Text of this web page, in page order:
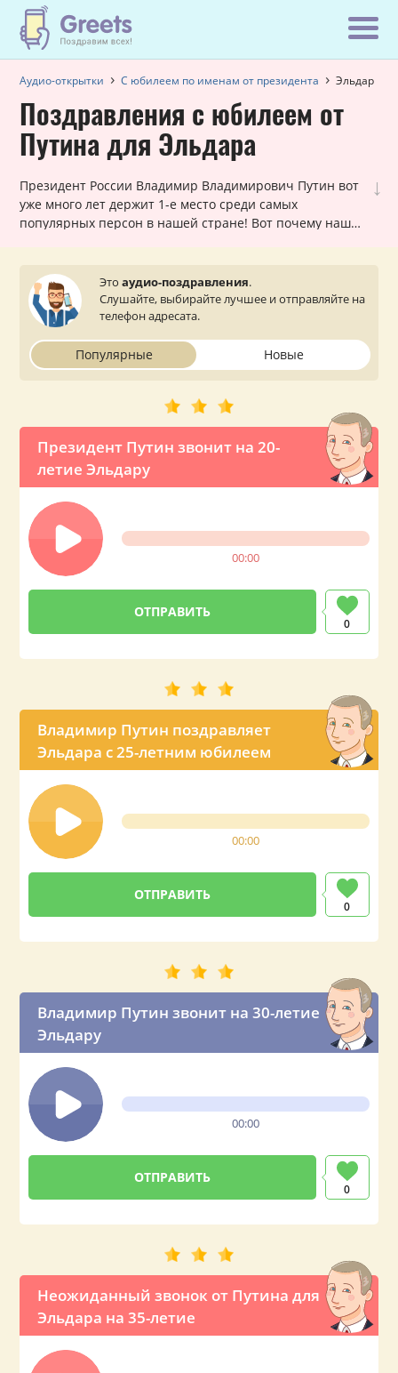
Аудио-открытки С юбилеем по именам от президента Эльдар
Поздравления с юбилеем от
Путина для Эльдара
↓
Президент России Владимир Владимирович Путин вот
уже много лет держит 1-е место среди самых
популярных персон в нашей стране! Вот почему наши
самых заказываемых именных поздравлений. Они
лично обращаются к каждому мужчине и оставляют
очень приятное впечатление. Просто выберите
и звонок от президента поступит на телефон вашему
близкому или знакомому Эльдару.
Этоаудио-поздравления.
Слушайте, выбирайте лучшее и отправляйте на
телефон адресата.
Популярные Новые
Президент Путин звонит на 20-
летие Эльдару
00:00
0
Владимир Путин поздравляет
Эльдара с 25-летним юбилеем
00:00
0
Владимир Путин звонит на 30-летие
Эльдару
00:00
0
Неожиданный звонок от Путина для
Эльдара на 35-летие